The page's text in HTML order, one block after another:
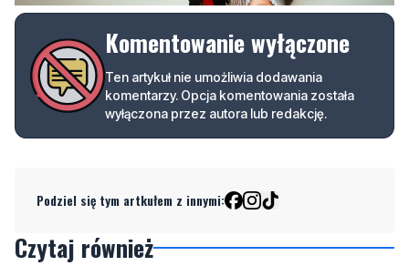
Komentowanie wyłączone
Ten artykuł nie umożliwia dodawania